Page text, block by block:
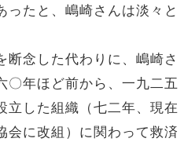
ったと、嶋崎さんは淡々と
断念した代わりに、嶋崎さ
〇年ほど前から、一九二五
立した組織（七二年、現在
会に改組）に関わって救済